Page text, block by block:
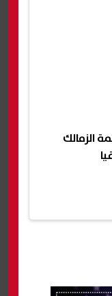
الزمالك